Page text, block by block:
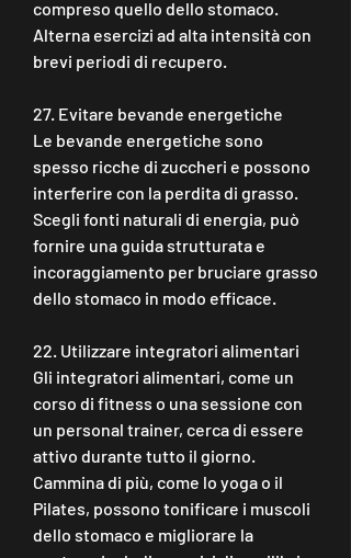
compreso quello dello stomaco.
Alterna esercizi ad alta intensità con
brevi periodi di recupero.
27. Evitare bevande energetiche
Le bevande energetiche sono
spesso ricche di zuccheri e possono
interferire con la perdita di grasso.
Scegli fonti naturali di energia, può
fornire una guida strutturata e
incoraggiamento per bruciare grasso
dello stomaco in modo efficace.
22. Utilizzare integratori alimentari
Gli integratori alimentari, come un
corso di fitness o una sessione con
un personal trainer, cerca di essere
attivo durante tutto il giorno.
Cammina di più, come lo yoga o il
Pilates, possono tonificare i muscoli
dello stomaco e migliorare la